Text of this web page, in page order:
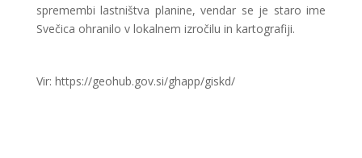
spremembi lastništva planine, vendar se je staro ime
Svečica ohranilo v lokalnem izročilu in kartografiji.
Vir: https://geohub.gov.si/ghapp/giskd/